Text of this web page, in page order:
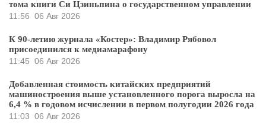
тома книги Си Цзиньпина о государственном управлении
11:56 06 Авг 2026
К 90-летию журнала «Костер»: Владимир Рябовол
присоединился к медиамарафону
11:45 06 Авг 2026
Добавленная стоимость китайских предприятий
машиностроения выше установленного порога выросла на
6,4 % в годовом исчислении в первом полугодии 2026 года
11:03 06 Авг 2026